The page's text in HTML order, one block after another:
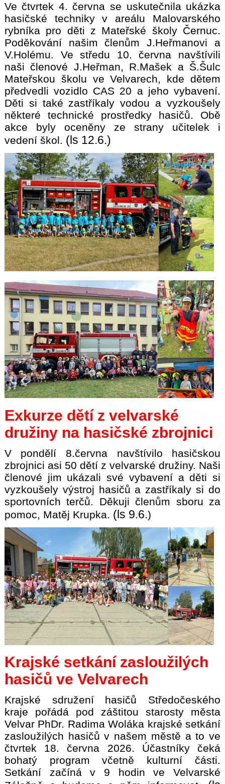
Ve čtvrtek 4. června se uskutečnila ukázka
hasičské techniky v areálu Malovarského
rybníka pro děti z Mateřské školy Černuc.
Poděkování našim členům J.Heřmanovi a
V.Holému. Ve středu 10. června navštívili
naši členové J.Heřman, R.Mašek a Š.Šulc
Mateřskou školu ve Velvarech, kde dětem
předvedli vozidlo CAS 20 a jeho vybavení.
Děti si také zastříkaly vodou a vyzkoušely
některé technické prostředky hasičů. Obě
akce byly oceněny ze strany učitelek i
vedení škol. (ls 12.6.)
Exkurze dětí z velvarské
družiny na hasičské zbrojnici
V pondělí 8.června navštívilo hasičskou
zbrojnici asi 50 dětí z velvarské družiny. Naši
členové jim ukázali své vybavení a děti si
vyzkoušely výstroj hasičů a zastříkaly si do
sportovních terčů. Děkuji členům sboru za
pomoc, Matěj Krupka. (ls 9.6.)
Krajské setkání zasloužilých
hasičů ve Velvarech
Krajské sdružení hasičů Středočeského
kraje pořádá pod záštitou starosty města
Velvar PhDr. Radima Woláka krajské setkání
zasloužilých hasičů v našem městě a to ve
čtvrtek 18. června 2026. Účastníky čeká
bohatý program včetně kulturní části.
Setkání začíná v 9 hodin ve Velvarské